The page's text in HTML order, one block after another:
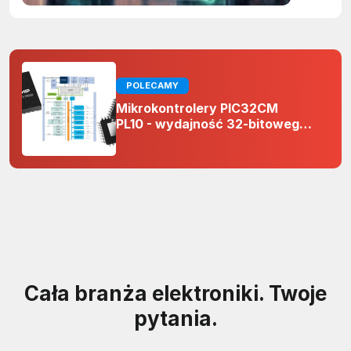
POLECAMY
Mikrokontrolery PIC32CM
PL10 - wydajność 32-bitowego
projektach 5 V
Cała branża elektroniki. Twoje
pytania.